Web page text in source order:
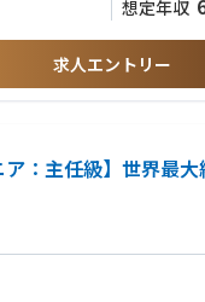
想定年収
求人エントリー
ア：主任級】世界最